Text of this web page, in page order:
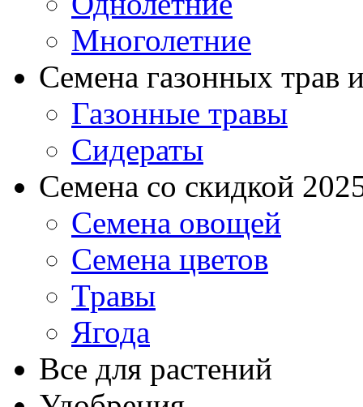
Многолетние
Семена газонных трав
Газонные травы
Сидераты
Семена со скидкой
Семена овощей
Семена цветов
Травы
Ягода
Все для растений